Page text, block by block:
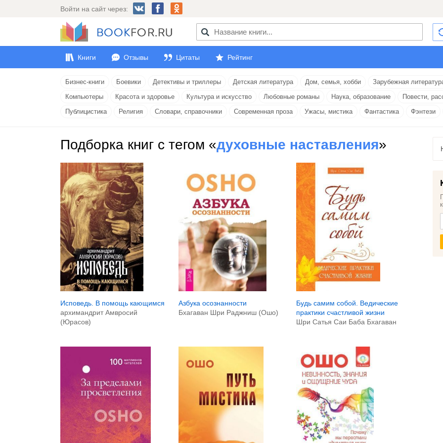
Войти на сайт через:
Книги Отзывы Цитаты Рейтинг
Бизнес-книги Боевики Детективы и триллеры Детская литература Дом, семья, хобби Зарубежная
Компьютеры
Красота и здоровье Культура и искусство Любовные романы Наука, образование Повести,
Публицистика
Религия Словари, справочники Современная проза Ужасы, мистика Фантастика Фэнтези
Подборка книг с тегом «духовные наставления»
Исповедь. В помощь кающимся
архимандрит Амвросий
(Юрасов)
Азбука осознанности
Бхагаван Шри Раджниш (Ошо)
Будь самим собой. Ведические
практики счастливой жизни
Шри Сатья Саи Баба Бхагаван